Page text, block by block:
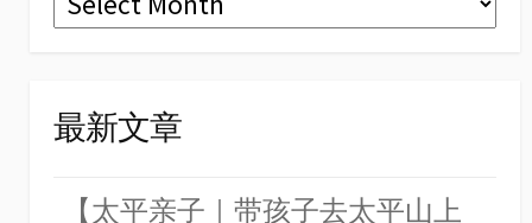
最新文章
【太平亲子｜带孩子去太平山上